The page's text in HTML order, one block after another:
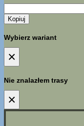
Kopiuj
Wybierz wariant
×
Nie znalazłem trasy
×